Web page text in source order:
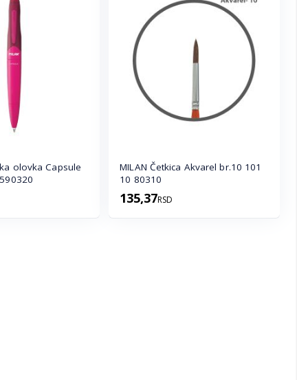
olovka Capsule
MILAN Četkica Akvarel br.10 101
10 80310
135,37RSD